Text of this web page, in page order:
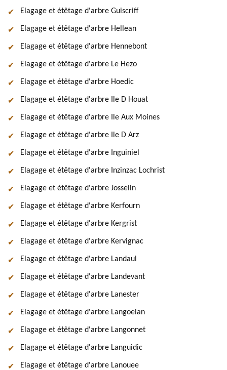
Elagage et étêtage d'arbre Guiscriff
Elagage et étêtage d'arbre Hellean
Elagage et étêtage d'arbre Hennebont
Elagage et étêtage d'arbre Le Hezo
Elagage et étêtage d'arbre Hoedic
Elagage et étêtage d'arbre Ile D Houat
Elagage et étêtage d'arbre Ile Aux Moines
Elagage et étêtage d'arbre Ile D Arz
Elagage et étêtage d'arbre Inguiniel
Elagage et étêtage d'arbre Inzinzac Lochrist
Elagage et étêtage d'arbre Josselin
Elagage et étêtage d'arbre Kerfourn
Elagage et étêtage d'arbre Kergrist
Elagage et étêtage d'arbre Kervignac
Elagage et étêtage d'arbre Landaul
Elagage et étêtage d'arbre Landevant
Elagage et étêtage d'arbre Lanester
Elagage et étêtage d'arbre Langoelan
Elagage et étêtage d'arbre Langonnet
Elagage et étêtage d'arbre Languidic
Elagage et étêtage d'arbre Lanouee